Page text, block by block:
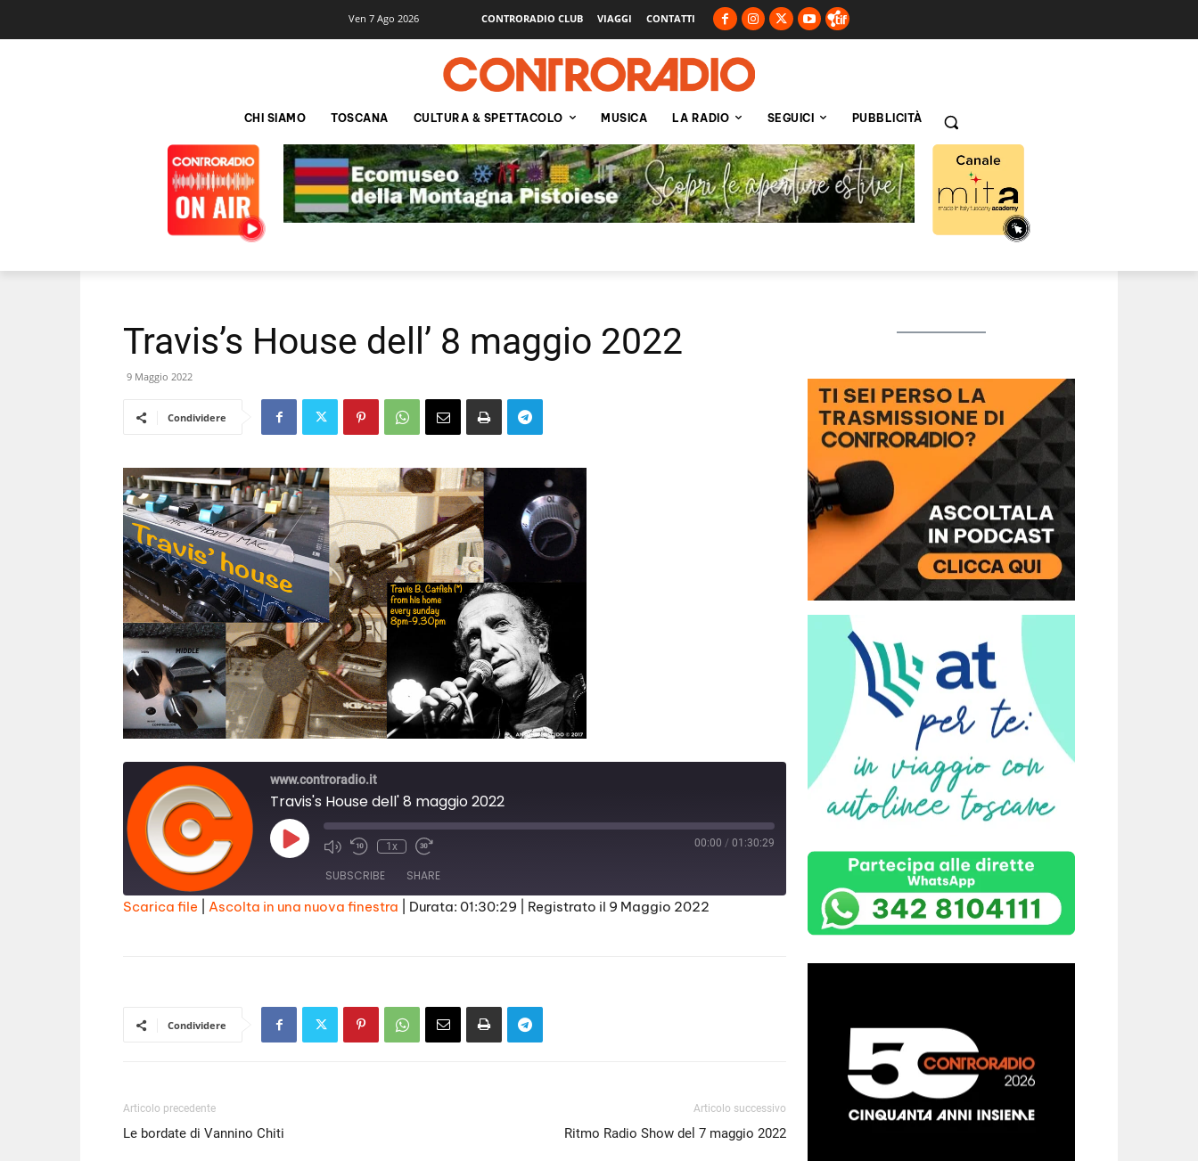
Ven 7 Ago 2026 CONTRORADIO CLUB VIAGGI CONTATTI
CHI SIAMO TOSCANA CULTURA & SPETTACOLO MUSICA LA RADIO SEGUICI PUBBLICITÀ
Travis’s House dell’ 8 maggio 2022
9 Maggio 2022
Condividere
www.controradio.it
Travis's House dell' 8 maggio 2022
Play
Episode
1x 00:00 / 01:30:29
SUBSCRIBE SHARE
Scarica file Ascolta in una nuova finestra Durata: 01:30:29 Registrato il 9 Maggio 2022
Condividere
Articolo precedente
Le bordate di Vannino Chiti
Articolo successivo
Ritmo Radio Show del 7 maggio 2022